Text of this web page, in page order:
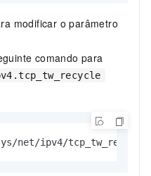
modificar o parâmetro
comando para
net/ipv4/